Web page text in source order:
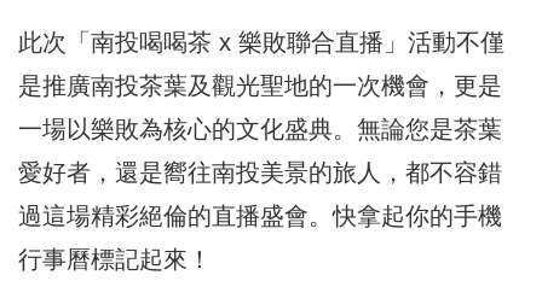
此次「南投喝喝茶 x 樂敗聯合直播」活動不僅
是推廣南投茶葉及觀光聖地的一次機會，更是
一場以樂敗為核心的文化盛典。無論您是茶葉
愛好者，還是嚮往南投美景的旅人，都不容錯
過這場精彩絕倫的直播盛會。快拿起你的手機
行事曆標記起來！